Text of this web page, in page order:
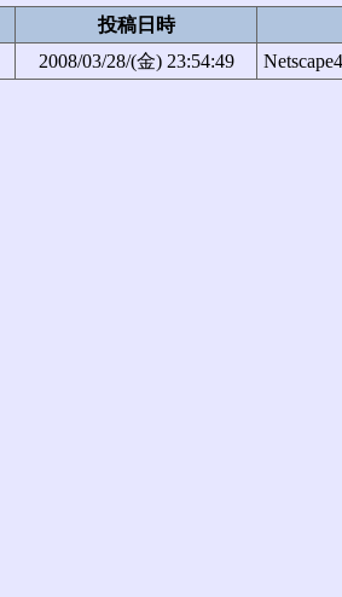
投稿日時
2008/03/28/(金) 23:54:49